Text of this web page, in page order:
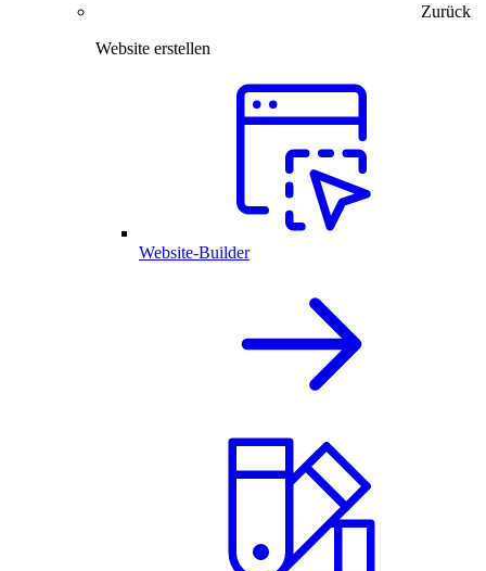
Zurück
Website erstellen
Website-Builder